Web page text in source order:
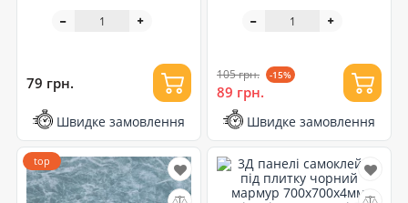
79 грн.
Швидке замовлення
105 грн. -15%
89 грн.
Швидке замовлення
top